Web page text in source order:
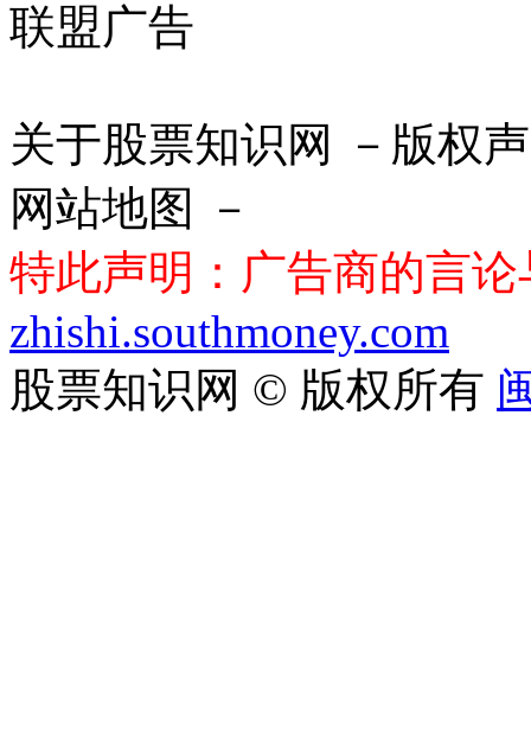
联盟广告
关于股票知识网 －版权
网站地图 －
特此声明：广告商的言
zhishi.southmoney.com
股票知识网 © 版权所有